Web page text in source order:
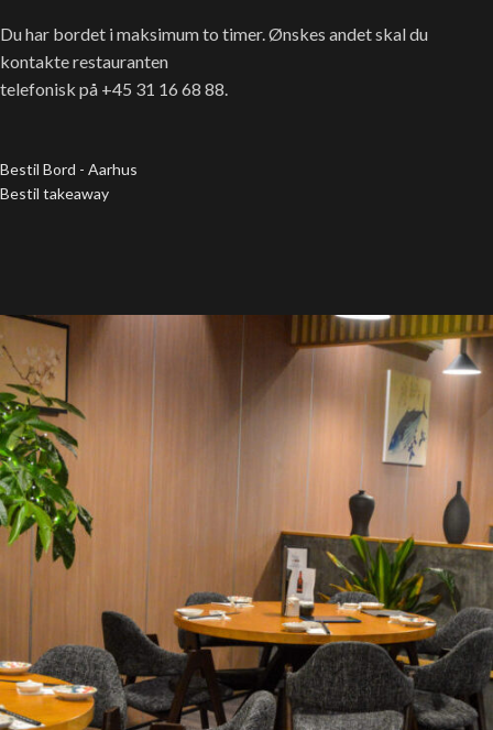
Du har bordet i maksimum to timer. Ønskes andet skal du
kontakte restauranten
telefonisk på +45 31 16 68 88.
Bestil Bord - Aarhus
Bestil takeaway